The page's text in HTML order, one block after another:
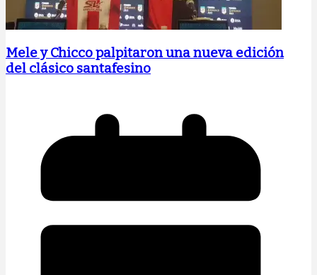
Mele y Chicco palpitaron una nueva edición
del clásico santafesino